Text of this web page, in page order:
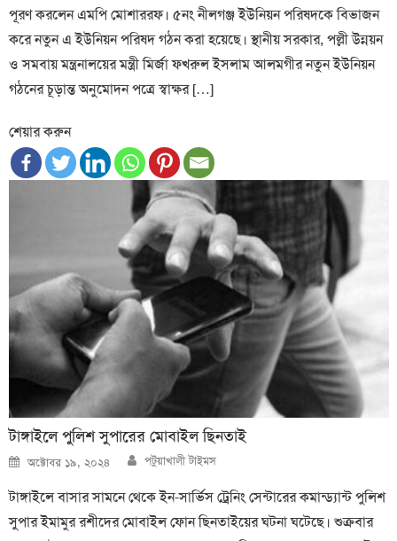
পূরণ করলেন এমপি মোশাররফ। ৫নং নীলগঞ্জ ইউনিয়ন পরিষদকে বিভাজন
করে নতুন এ ইউনিয়ন পরিষদ গঠন করা হয়েছে। স্থানীয় সরকার, পল্লী উন্নয়ন
ও সমবায় মন্ত্রনালয়ের মন্ত্রী মির্জা ফখরুল ইসলাম আলমগীর নতুন ইউনিয়ন
গঠনের চূড়ান্ত অনুমোদন পত্রে স্বাক্ষর […]
শেয়ার করুন
টাঙ্গাইলে পুলিশ সুপারের মোবাইল ছিনতাই
Posted
on
অক্টোবর ১৯, ২০২৪ Author
পটুয়াখালী টাইমস
টাঙ্গাইলে বাসার সামনে থেকে ইন-সার্ভিস ট্রেনিং সেন্টারের কমান্ড্যান্ট পুলিশ
সুপার ইমামুর রশীদের মোবাইল ফোন ছিনতাইয়ের ঘটনা ঘটেছে। শুক্রবার